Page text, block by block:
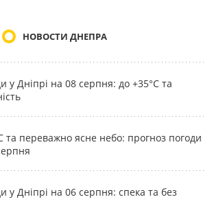
НОВОСТИ ДНЕПРА
у Дніпрі на 08 серпня: до +35°C та
та переважно ясне небо: прогноз погоди
у Дніпрі на 06 серпня: спека та без